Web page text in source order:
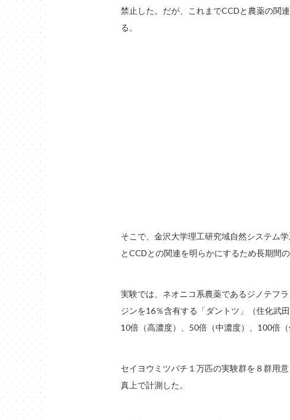
禁止した。だが、これまでCCDと農薬の関
る。
そこで、金沢大学理工研究域自然システム
とCCDとの関連を明らかにするため長期間
実験では、ネオニコ系農薬であるジノテフ
ジンを16％含有する「ダントツ」（住化武
10倍（高濃度）、50倍（中濃度）、100倍
セイヨウミツバチ１万匹の実験群を８群用
真上で計測した。